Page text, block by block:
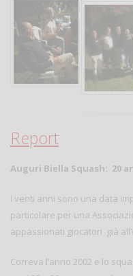
Report
Auguri Biella Squash: 20
I venti anni sono una data
particolare per una
appassionati giocatori già
Correva l’anno 2002 e lo